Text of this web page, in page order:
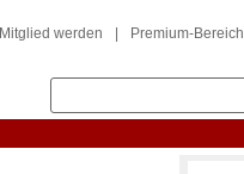
Mitglied werden Premium-Bereich